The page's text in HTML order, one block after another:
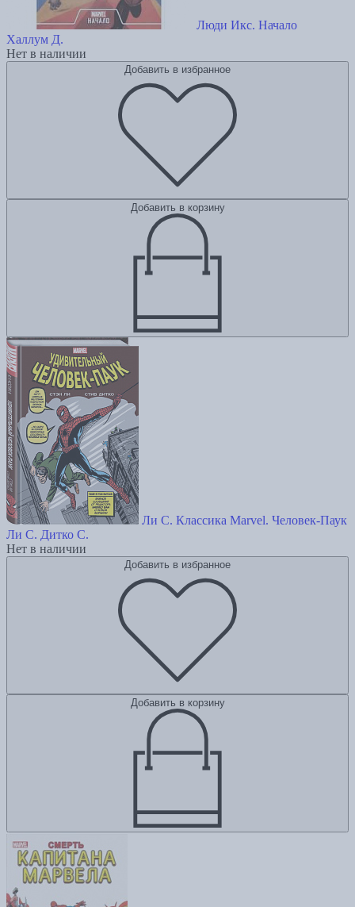
Люди Икс. Начало
Халлум Д.
Нет в наличии
Добавить в избранное
Добавить в корзину
Ли С. Классика Marvel. Человек-Паук
Ли С. Дитко С.
Нет в наличии
Добавить в избранное
Добавить в корзину